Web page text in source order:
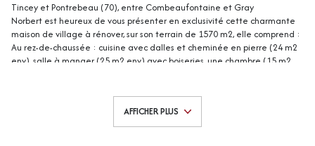
Tincey et Pontrebeau (70), entre Combeaufontaine et Gray
Norbert est heureux de vous présenter en exclusivité cette charmante
maison de village à rénover, sur son terrain de 1570 m2, elle comprend :
Au rez-de-chaussée : cuisine avec dalles et cheminée en pierre (24 m2
env), salle à manger (25 m2 env) avec boiseries, une chambre (15 m2
Très belle cave voûtée (50 m2 env) avec accès depuis l'intérieur et
l'extérieur avec un puits en pierre exploitable.
AFFICHER PLUS